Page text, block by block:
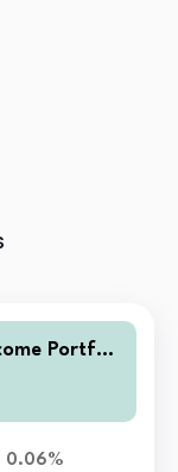
Portfoli
0.06%